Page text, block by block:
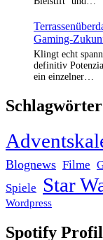
Gaming-
Klingt echt
definitiv
ein einzelner…
Schlagwörter
Blognews Filme
Spiele Star
Wordpress
Spotify Profil